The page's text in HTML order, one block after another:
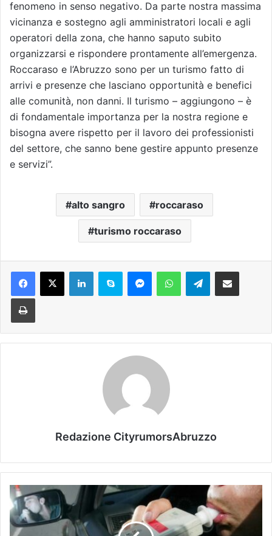
fenomeno in senso negativo. Da parte nostra massima
vicinanza e sostegno agli amministratori locali e agli
operatori della zona, che hanno saputo subito
organizzarsi e rispondere prontamente all’emergenza.
Roccaraso e l’Abruzzo sono per un turismo fatto di
arrivi e presenze che lasciano opportunità e benefici
alle comunità, non danni. Il turismo – aggiungono – è
di fondamentale importanza per la nostra regione e
bisogna avere rispetto per il lavoro dei professionisti
del settore, che sanno bene gestire appunto presenze
e servizi”.
alto sangro roccaraso
turismo roccaraso
Telegram
Redazione CityrumorsAbruzzo